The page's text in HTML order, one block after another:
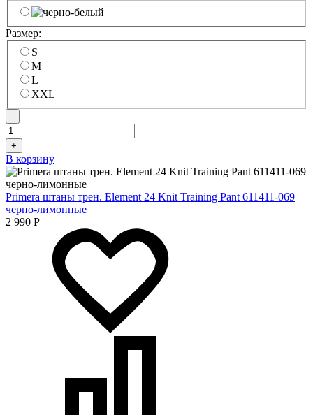
Размер:
S
M
L
XXL
-
+
В корзину
Primera штаны трен. Element 24 Knit Training Pant 611411-069
черно-лимонные
2 990 Р